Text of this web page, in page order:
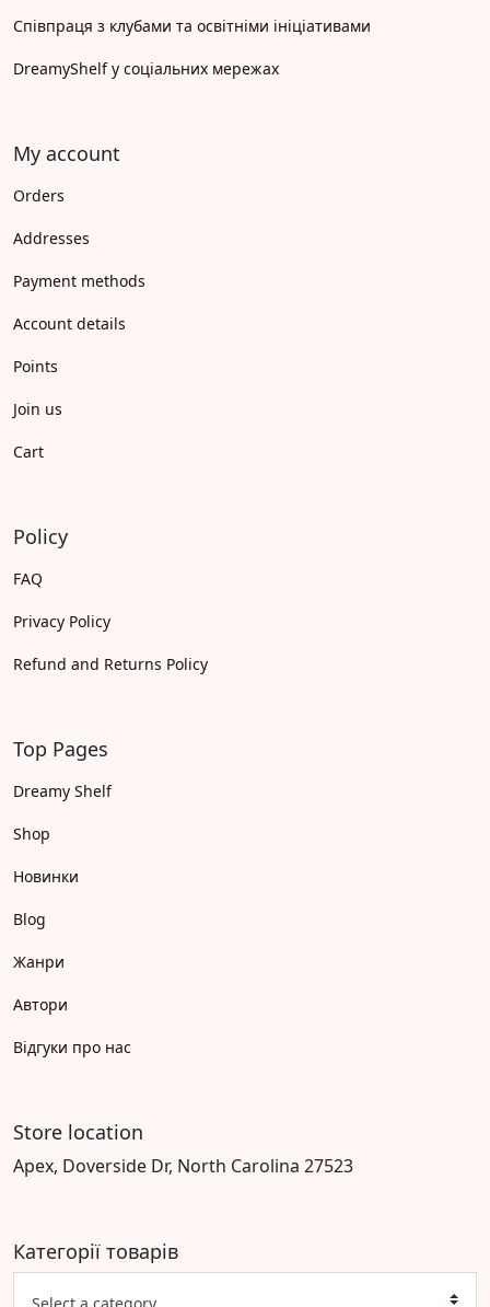
Співпраця з клубами та освітніми ініціативами
DreamyShelf у соціальних мережах
My account
Orders
Addresses
Payment methods
Account details
Points
Join us
Cart
Policy
FAQ
Privacy Policy
Refund and Returns Policy
Top Pages
Dreamy Shelf
Shop
Новинки
Blog
Жанри
Автори
Відгуки про нас
Store location
Apex, Doverside Dr, North Carolina 27523
Категорії товарів